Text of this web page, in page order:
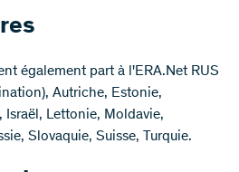
également part à l'ERA.Net RUS
Autriche, Estonie,
Israël, Lettonie, Moldavie,
Slovaquie, Suisse, Turquie.